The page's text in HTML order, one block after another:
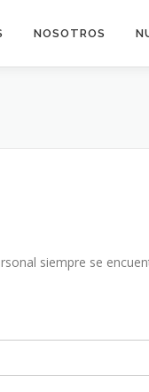
NOSOTROS
siempre se